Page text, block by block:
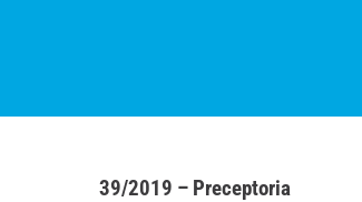
39/2019 – Preceptoria